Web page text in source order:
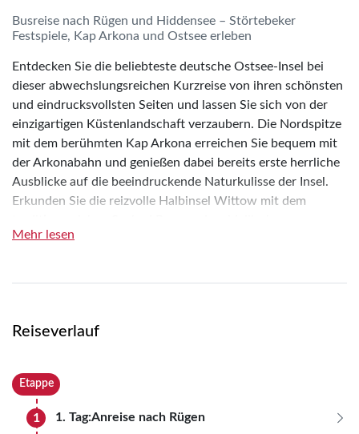
Busreise nach Rügen und Hiddensee – Störtebeker
Festspiele, Kap Arkona und Ostsee erleben
Entdecken Sie die beliebteste deutsche Ostsee-Insel bei
dieser abwechslungsreichen Kurzreise von ihren schönsten
und eindrucksvollsten Seiten und lassen Sie sich von der
einzigartigen Küstenlandschaft verzaubern. Die Nordspitze
mit dem berühmten Kap Arkona erreichen Sie bequem mit
der Arkonabahn und genießen dabei bereits erste herrliche
Ausblicke auf die beeindruckende Naturkulisse der Insel.
Erkunden Sie die reizvolle Halbinsel Wittow mit dem
Fischerort Vitt und dem charmanten Ort Wiek am Bodden,
gemütlichen Fahrt mit der Pferdekutsche erleben und dabei
einzigartigen Insel genießen können. Ein weiterer
Höhepunkt Ihrer Reise sind die spektakulären Störtebeker
Festspiele auf der einzigartigen Naturbühne in Ralswiek, die
mit beeindruckender Inszenierung, spannender Geschichte
Mehr lesen
Reiseverlauf
Etappe
1 1. Tag:Anreise nach Rügen